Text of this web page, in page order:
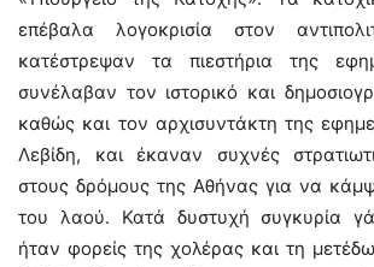
επέβαλα λογοκρισία στον
κατέστρεψαν τα πιεστήρια της
συνέλαβαν τον ιστορικό και
καθώς και τον αρχισυντάκτη της
Λεβίδη, και έκαναν συχνές
στους δρόμους της Αθήνας για να
του λαού. Κατά δυστυχή συγκυρία
ήταν φορείς της χολέρας και τη